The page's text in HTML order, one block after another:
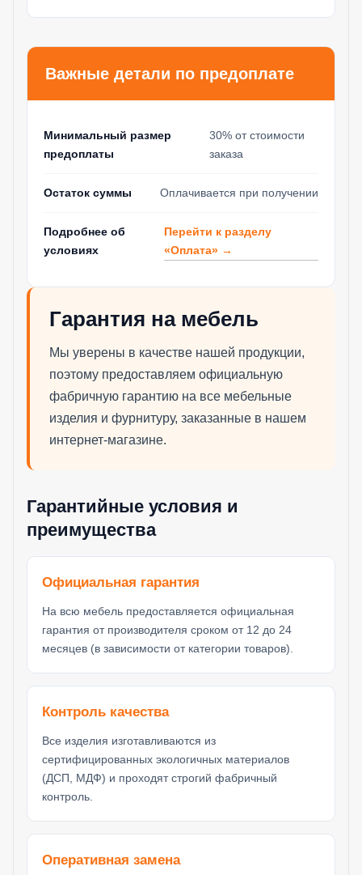
Важные детали по предоплате
Минимальный размер
предоплаты
30% от стоимости
заказа
Остаток суммы Оплачивается при получении
Подробнее об
условиях
Перейти к разделу
«Оплата» →
Гарантия на мебель
Мы уверены в качестве нашей продукции,
поэтому предоставляем официальную
фабричную гарантию на все мебельные
изделия и фурнитуру, заказанные в нашем
интернет-магазине.
Гарантийные условия и
преимущества
Официальная гарантия
На всю мебель предоставляется официальная
гарантия от производителя сроком от 12 до 24
месяцев (в зависимости от категории товаров).
Контроль качества
Все изделия изготавливаются из
сертифицированных экологичных материалов
(ДСП, МДФ) и проходят строгий фабричный
контроль.
Оперативная замена